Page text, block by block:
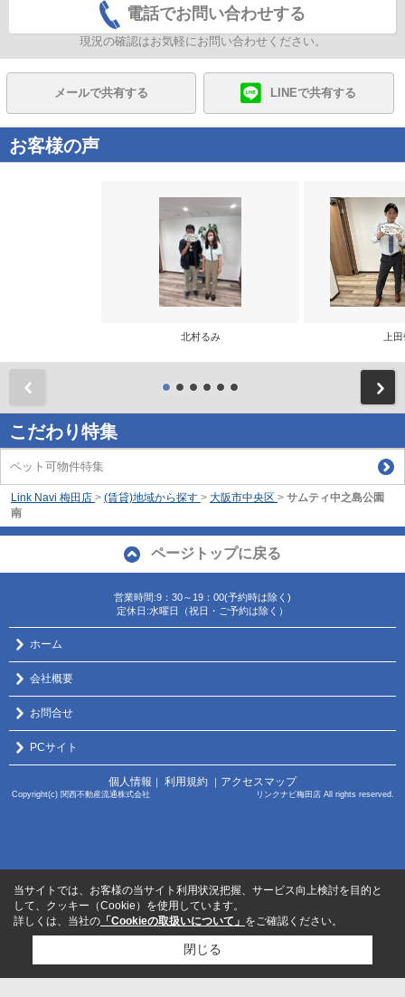
電話でお問い合わせする
現況の確認はお気軽にお問い合わせください。
メールで共有する LINEで共有する
お客様の声
北村るみ 上
こだわり特集
ペット可物件特集
Link Navi 梅田店 > (賃貸)地域から探す > 大阪市中央区 > サムティ中之島公園
南
ページトップに戻る
営業時間:9：30～19：00(予約時は除く)
定休日:水曜日（祝日・ご予約は除く）
ホーム
会社概要
お問合せ
PCサイト
個人情報 利用規約 アクセスマップ
Copyright(c) 関西不動産流通株式会社 リンクナビ梅田店 All rights reserved.
当サイトでは、お客様の当サイト利用状況把握、サービス向上検討を目的と
して、クッキー（Cookie）を使用しています。
詳しくは、当社の 「Cookieの取扱いについて」 をご確認ください。
閉じる